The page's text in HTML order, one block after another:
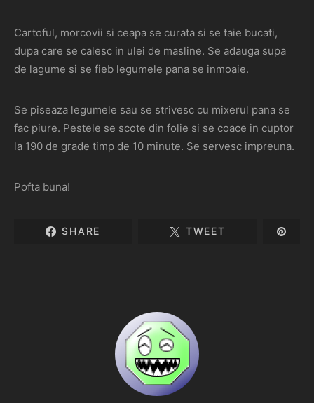
Cartoful, morcovii si ceapa se curata si se taie bucati,
dupa care se calesc in ulei de masline. Se adauga supa
de lagume si se fieb legumele pana se inmoaie.
Se piseaza legumele sau se strivesc cu mixerul pana se
fac piure. Pestele se scote din folie si se coace in cuptor
la 190 de grade timp de 10 minute. Se servesc impreuna.
Pofta buna!
SHARE TWEET